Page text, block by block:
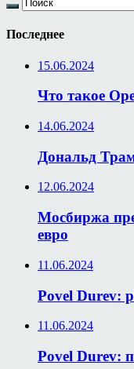
Последнее
15.06.2024
Что такое
14.06.2024
Дональд
12.06.2024
Мосбиржа
евро
11.06.2024
Povel Durev:
11.06.2024
Povel Durev: